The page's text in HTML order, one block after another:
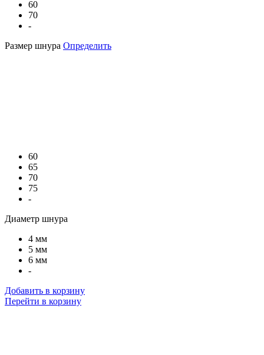
60
70
-
Размер шнура Определить
60
65
70
75
-
Диаметр шнура
4 мм
5 мм
6 мм
-
Добавить в корзину
Перейти в корзину